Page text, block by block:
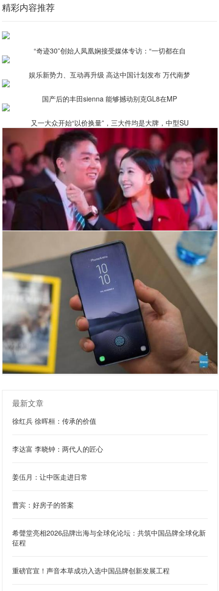
精彩内容推荐
“奇迹30”创始人凤凰娴接受媒体专访：“一切都在自
娱乐新势力、互动再升级 高达中国计划发布 万代南梦
国产后的丰田sienna 能够撼动别克GL8在MP
又一大众开始“以价换量”，三大件均是大牌，中型SU
最新文章
徐红兵 徐晖桓：传承的价值
李达富 李晓钟：两代人的匠心
姜伍月：让中医走进日常
曹宾：好房子的答案
希聲堂亮相2026品牌出海与全球化论坛：共筑中国品牌全球化新
征程
重磅官宣！声音本草成功入选中国品牌创新发展工程